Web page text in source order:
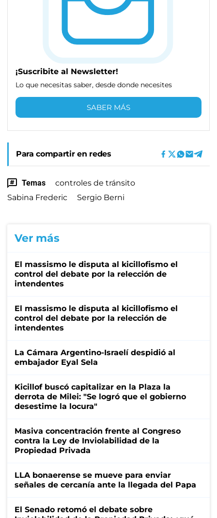
¡Suscribite al Newsletter!
Lo que necesitas saber, desde donde necesites
SABER MÁS
Para compartir en redes
Temas
controles de tránsito
Sabina Frederic
Sergio Berni
Ver más
El massismo le disputa al kicillofismo el
control del debate por la relección de
intendentes
El massismo le disputa al kicillofismo el
control del debate por la relección de
intendentes
La Cámara Argentino-Israelí despidió al
embajador Eyal Sela
Kicillof buscó capitalizar en la Plaza la
derrota de Milei: "Se logró que el gobierno
desestime la locura"
Masiva concentración frente al Congreso
contra la Ley de Inviolabilidad de la
Propiedad Privada
LLA bonaerense se mueve para enviar
señales de cercanía ante la llegada del Papa
El Senado retomó el debate sobre